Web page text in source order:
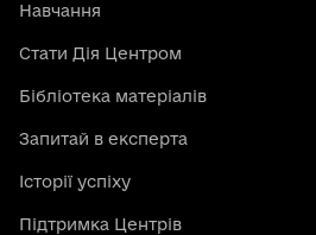
Навчання
Стати Дія Центром
Бібліотека матеріалів
Запитай в експерта
Історії успіху
Підтримка Центрів